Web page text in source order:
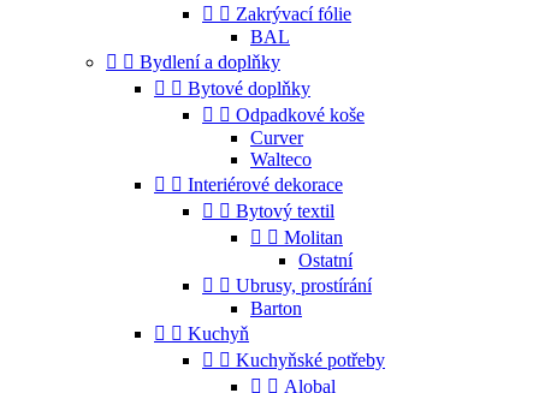
  Zakrývací fólie
BAL
  Bydlení a doplňky
  Bytové doplňky
  Odpadkové koše
Curver
Walteco
  Interiérové dekorace
  Bytový textil
  Molitan
Ostatní
  Ubrusy, prostírání
Barton
  Kuchyň
  Kuchyňské potřeby
  Alobal